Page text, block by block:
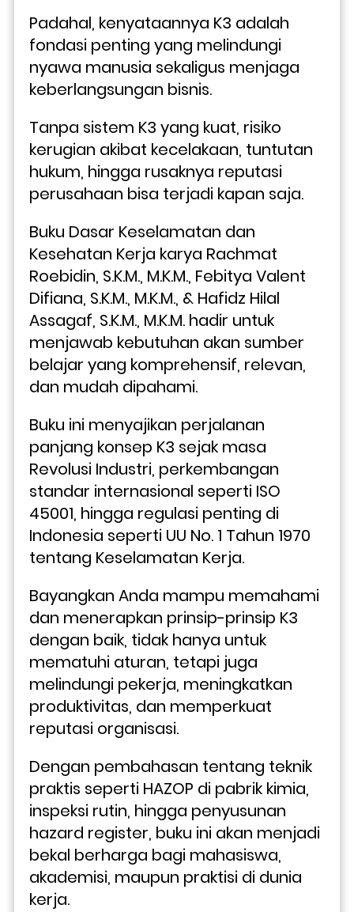
Padahal, kenyataannya K3 adalah
fondasi penting yang melindungi
nyawa manusia sekaligus menjaga
keberlangsungan bisnis.
Tanpa sistem K3 yang kuat, risiko
kerugian akibat kecelakaan, tuntutan
hukum, hingga rusaknya reputasi
perusahaan bisa terjadi kapan saja.
Buku Dasar Keselamatan dan
Kesehatan Kerja karya Rachmat
Roebidin, S.K.M., M.K.M., Febitya Valent
Difiana, S.K.M., M.K.M., & Hafidz Hilal
Assagaf, S.K.M., M.K.M. hadir untuk
menjawab kebutuhan akan sumber
belajar yang komprehensif, relevan,
dan mudah dipahami.
Buku ini menyajikan perjalanan
panjang konsep K3 sejak masa
Revolusi Industri, perkembangan
standar internasional seperti ISO
45001, hingga regulasi penting di
Indonesia seperti UU No. 1 Tahun 1970
tentang Keselamatan Kerja.
Bayangkan Anda mampu memahami
dan menerapkan prinsip-prinsip K3
dengan baik, tidak hanya untuk
mematuhi aturan, tetapi juga
melindungi pekerja, meningkatkan
produktivitas, dan memperkuat
reputasi organisasi.
Dengan pembahasan tentang teknik
praktis seperti HAZOP di pabrik kimia,
inspeksi rutin, hingga penyusunan
hazard register, buku ini akan menjadi
bekal berharga bagi mahasiswa,
akademisi, maupun praktisi di dunia
kerja.